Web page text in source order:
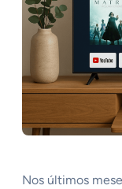
Nos últimos